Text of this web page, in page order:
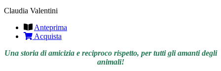
Claudia Valentini
Anteprima
Acquista
Una storia diamiciziae reciproco rispetto, per tutti gliamantidegli
animali!